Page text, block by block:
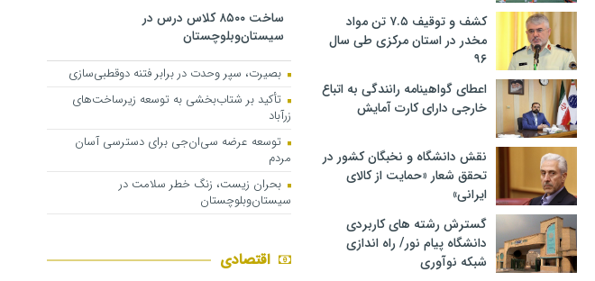
کشف و توقیف ۷.۵ تن مواد
مخدر در استان مرکزی طی سال
۹۶
اعطای گواهینامه رانندگی به اتباع
خارجی دارای کارت آمایش
نقش دانشگاه و نخبگان کشور در
تحقق شعار «حمایت از کالای
ایرانی»
گسترش رشته های کاربردی
دانشگاه پیام نور/ راه اندازی
شبکه نوآوری
ساخت ۸۵۰۰ کلاس درس در
سیستان‌وبلوچستان
بصیرت، سپر وحدت در برابر فتنه دوقطبی‌سازی
تأکید بر شتاب‌بخشی به توسعه زیرساخت‌های
زرآباد
توسعه عرضه سی‌ان‌جی برای دسترسی آسان
مردم
بحران زیست، زنگ خطر سلامت در
سیستان‌وبلوچستان
اقتصادی